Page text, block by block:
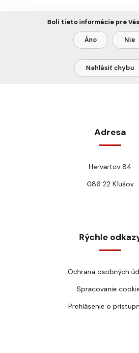
Boli tieto informácie pre
Áno Nie
Nahlásiť chybu
Adresa
Hervartov 84
086 22 Kľušov
Rýchle
Ochrana osobných
Spracovanie
Prehlásenie o